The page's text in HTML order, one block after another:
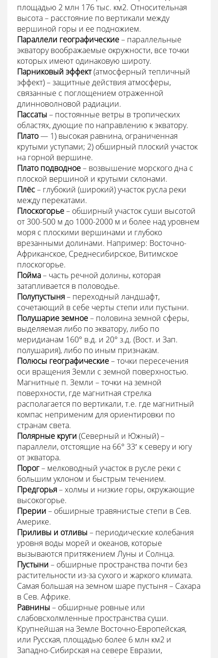
площадью 2 млн 176 тыс. км2. Относительная
высота – расстояние по вертикали между
вершиной горы и ее подножием.
Параллели географические– параллельные
экватору воображаемые окружности, все точки
которых имеют одинаковую широту.
Парниковый эффект(атмосферный тепличный
эффект) – защитные действия атмосферы,
связанные с поглощением отраженной
длинноволновой радиации.
Пассаты – постоянные ветры в тропических
областях, дующие по направлению к экватору.
Плато— 1) высокая равнина, ограниченная
крутыми уступами; 2) обширный плоский участок
на горной вершине.
Плато подводное– возвышение морского дна с
плоской вершиной и крутыми склонами.
Плёс– глубокий (широкий) участок русла реки
между перекатами.
Плоскогорье– обширный участок суши высотой
от 300-500 м до 1000-2000 м и более над уровнем
моря с плоскими вершинами и глубоко
врезанными долинами. Например: Восточно-
Африканское, Среднесибирское, Витимское
плоскогорье.
Пойма– часть речной долины, которая
затапливается в половодье.
Полупустыня– переходный ландшафт,
сочетающий в себе черты степи или пустыни.
Полушарие земное– половина земной сферы,
выделяемая либо по экватору, либо по
меридианам 160° в.д. и 20° з.д. (Вост. и Зап.
полушария), либо по иным признакам.
Полюсы географические– точки пересечения
оси вращения Земли с земной поверхностью.
Магнитные п. Земли – точки на земной
поверхности, где магнитная стрелка
располагается по вертикали, т.е. где магнитный
компас неприменим для ориентировки по
странам света.
Полярные круги (Северный и Южный) –
параллели, отстоящие на 66° 33′ к северу и югу
от экватора.
Порог– мелководный участок в русле реки с
большим уклоном и быстрым течением.
Предгорья– холмы и низкие горы, окружающие
высокогорье.
Прерии – обширные травянистые степи в Сев.
Америке.
Приливы и отливы – периодические колебания
уровня воды морей и океанов, которые
вызываются притяжением Луны и Солнца.
Пустыни – обширные пространства почти без
растительности из-за сухого и жаркого климата.
Самая большая на земном шаре пустыня – Сахара
в Сев. Африке.
Равнины – обширные ровные или
слабовсхолмленные пространства суши.
Крупнейшая на Земле Восточно-Европейская,
или Русская, площадью более 6 млн км2 и
Западно-Сибирская на севере Евразии,